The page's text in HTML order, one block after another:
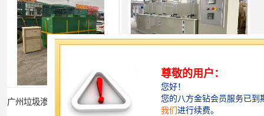
中水回用设备生产厂家 深圳农产品加工污水处理设备厂家